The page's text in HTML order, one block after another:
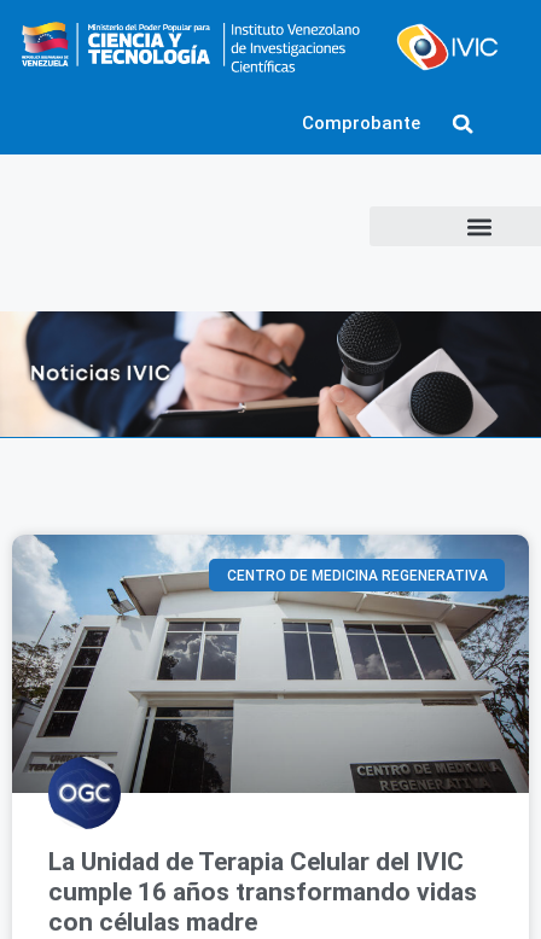
Comprobante
CENTRO DE MEDICINA REGENERATIVA
La Unidad de Terapia Celular del IVIC
cumple 16 años transformando vidas
con células madre